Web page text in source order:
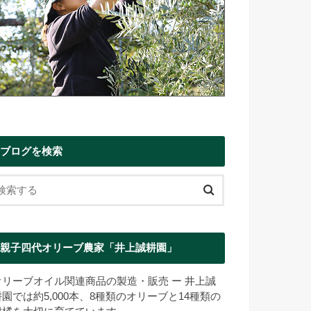
ブログを検索
親子四代オリーブ農家「井上誠耕園」
リーブオイル関連商品の製造・販売 ー 井上誠
園では約5,000本、8種類のオリーブと14種類の